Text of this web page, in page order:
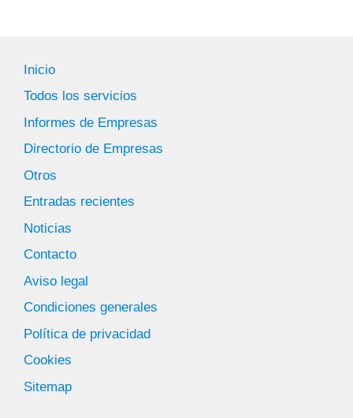
Inicio
Todos los servicios
Informes de Empresas
Directorio de Empresas
Otros
Entradas recientes
Noticias
Contacto
Aviso legal
Condiciones generales
Política de privacidad
Cookies
Sitemap